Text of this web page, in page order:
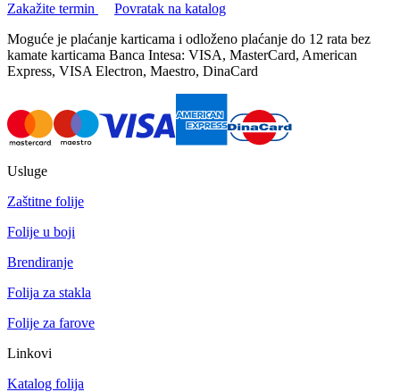
Zakažite termin
Povratak na katalog
Moguće je plaćanje karticama i odloženo plaćanje do 12 rata bez
kamate karticama Banca Intesa: VISA, MasterCard, American
Express, VISA Electron, Maestro, DinaCard
Usluge
Zaštitne folije
Folije u boji
Brendiranje
Folija za stakla
Folije za farove
Linkovi
Katalog folija